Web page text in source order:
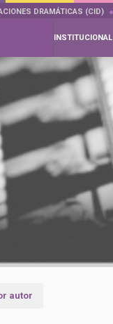
DRAMÁTICAS (CID)
INSTITUCIONAL
autor